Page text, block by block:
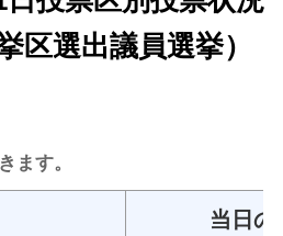
区選出議員選挙）
ます。
当日の